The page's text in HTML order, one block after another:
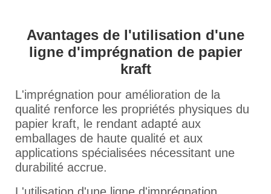
Avantages de l'utilisation d'une
ligne d'imprégnation de papier
kraft
L'imprégnation pour amélioration de la
qualité renforce les propriétés physiques du
papier kraft, le rendant adapté aux
emballages de haute qualité et aux
applications spécialisées nécessitant une
durabilité accrue.